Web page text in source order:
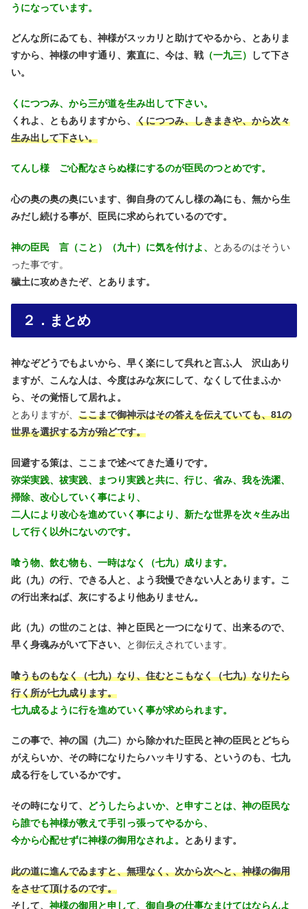
うになっています。
どんな所にゐても、神様がスッカリと助けてやるから、とありま
すから、神様の申す通り、素直に、今は、戦 （一九三）
して下さ
い。
くにつつみ、から三が道を生み出して下さい。
くれよ、ともありますから、 くにつつみ、しきまきや、から次々
生み出して下さい。
てんし様 ご心配なさらぬ様にするのが臣民のつとめです。
心の奥の奥の奥にいます、御自身のてんし様の為にも、無から生
みだし続ける事が、臣民に求められているのです。
神の臣民 言（こと）（九十）に気を付けよ、
とあるのはそうい
った事です。
穢土に攻めきたぞ、とあります。
２．まとめ
神なぞどうでもよいから、早く楽にして呉れと言ふ人 沢山あり
ますが、こんな人は、今度はみな灰にして、なくして仕まふか
ら、その覚悟して居れよ。
とありますが、 ここまで御神示はその答えを伝えていても、81の
世界を選択する方が殆どです。
回避する策は、ここまで述べてきた通りです。
弥栄実践、祓実践、まつり実践と共に、行じ、省み、我を洗濯、
掃除、改心していく事により、
二人により改心を進めていく事により、新たな世界を次々生み出
して行く以外にないのです。
喰う物、飲む物も、一時はなく（七九）成ります。
此（九）の行、できる人と、よう我慢できない人とあります。こ
の行出来ねば、灰にするより他ありません。
此（九）の世のことは、神と臣民と一つになりて、出来るので、
早く身魂みがいて下さい、
と御伝えされています。
喰うものもなく（七九）なり、住むとこもなく（七九）なりたら
行く所が七九成ります。
七九成るように行を進めていく事が求められます。
この事で、神の国（九二）から除かれた臣民と神の臣民とどちら
がえらいか、その時になりたらハッキリする、というのも、七九
成る行をしているかです。
その時になりて、
どうしたらよいか、と申すことは、神の臣民な
ら誰でも神様が教えて手引っ張ってやるから、
今から心配せずに神様の御用なされよ。
とあります。
此の道に進んでゐますと、無理なく、次から次へと、神様の御用
をさせて頂けるのです。
そして、 神様の御用と申して、御自身の仕事なまけてはならんよ